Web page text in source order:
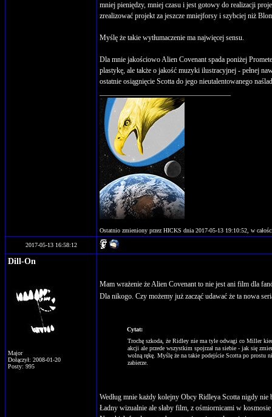
mniej pieniędzy, mniej czasu i jest gotowy do realizacji
zrealizować projekt za jeszcze mniejforsy i szybciej niż
Myślę że takie wytłumaczenie ma najwięcej sensu.
Dla mnie jakościowo Alien Covenant spada poniżej
plastykę, ale także o jakość muzyki ilustracyjnej - pełnej
ostatnie osiągnięcie Scotta do jego nieutalentowanego
Ostatnio zmieniony przez HICKS dnia 2017-05-13 19:10:52, w
2017-05-13 16:58:12
Dill-On
Major
Dołączył: 2008-01-20
Posty: 995
Mam wrażenie że Alien Covenant to nie jest ani film dla
Dla nikogo. Czy możemy już zacząć udawać że ta nowa
Cytat:
Trochę szkoda, że Ridley nie ma tyle odwagi co Miller
akcji ale przede wszystkim spojrzał na siebie - jak się
wolną rękę. Myślę że na takie podejście Scotta po prostu
zabierze.
Według mnie każdy kolejny Obcy Ridleya Scotta nigdy
Ładny wizualnie ale słaby film, z ośmiornicami w